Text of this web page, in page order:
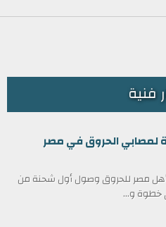
فنية
لمصابي الحروق في مصر
مصر للحروق وصول أول شحنة من
خطوة و...